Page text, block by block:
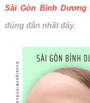
Sài Gòn Bình Dương
đúng đắn nhất đấy.